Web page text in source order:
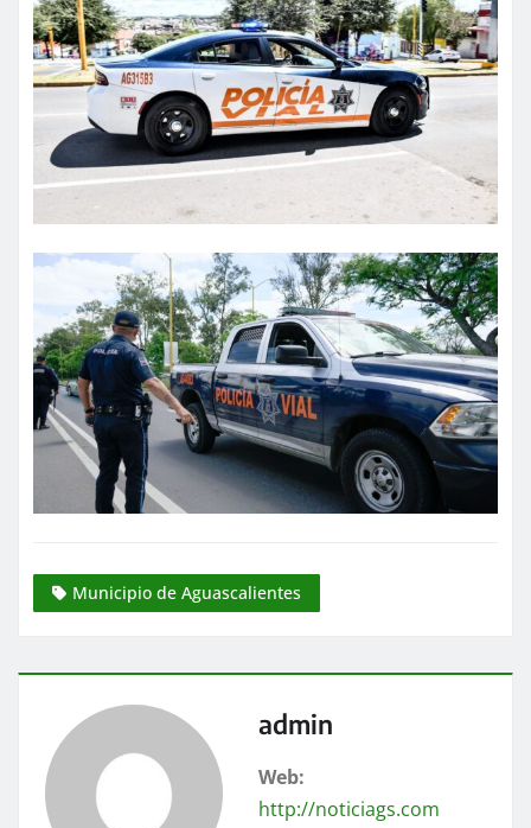
Municipio de Aguascalientes
admin
Web:
http://noticiags.com